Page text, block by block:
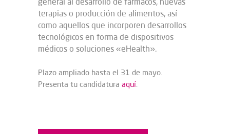
terapias o producción de alimentos, así
como aquellos que incorporen desarrollos
tecnológicos en forma de dispositivos
médicos o soluciones «eHealth».
Plazo ampliado hasta el 31 de mayo.
Presenta tu candidatura aquí.